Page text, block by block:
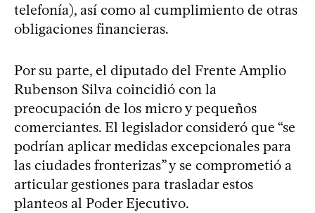
telefonía), así como al cumplimiento de otras
obligaciones financieras.
Por su parte, el diputado del Frente Amplio
Rubenson Silva coincidió con la
preocupación de los micro y pequeños
comerciantes. El legislador consideró que “se
podrían aplicar medidas excepcionales para
las ciudades fronterizas” y se comprometió a
articular gestiones para trasladar estos
planteos al Poder Ejecutivo.